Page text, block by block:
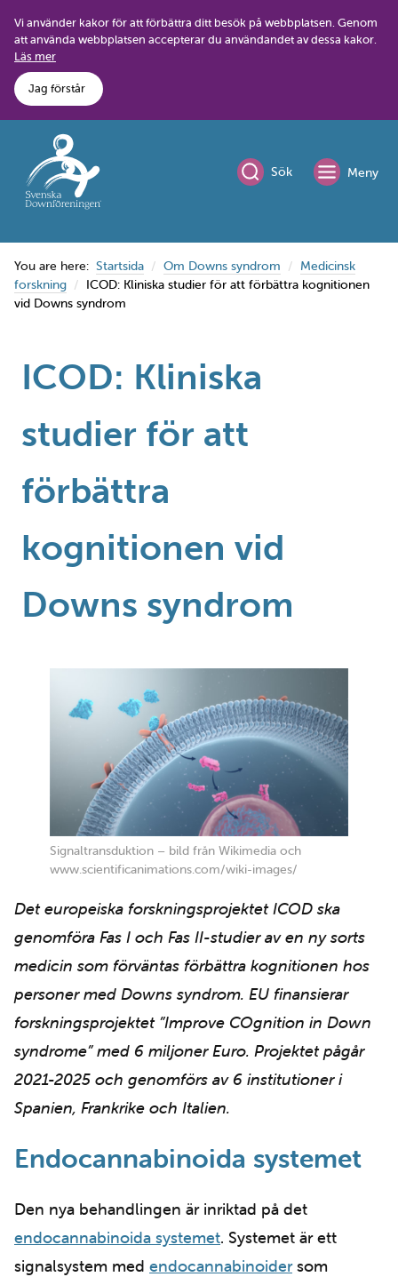
content
Vi använder kakor för att förbättra ditt besök på webbplatsen. Genom
att använda webbplatsen accepterar du användandet av dessa kakor.
Läs mer
Jag förstår
Sök Meny
You are here: Startsida Om Downs syndrom
Medicinsk
forskning
ICOD: Kliniska studier för att förbättra kognitionen
vid Downs syndrom
ICOD: Kliniska
studier för att
förbättra
kognitionen vid
Downs syndrom
Signaltransduktion – bild från Wikimedia och
www.scientificanimations.com/wiki-images/
Det europeiska forskningsprojektet ICOD ska
genomföra Fas I och Fas II-studier av en ny sorts
medicin som förväntas förbättra kognitionen hos
personer med Downs syndrom. EU finansierar
forskningsprojektet ”Improve COgnition in Down
syndrome” med 6 miljoner Euro. Projektet pågår
2021-2025 och genomförs av 6 institutioner i
Spanien, Frankrike och Italien.
Endocannabinoida systemet
Den nya behandlingen är inriktad på det
endocannabinoida systemet. Systemet är ett
signalsystem med endocannabinoidersom